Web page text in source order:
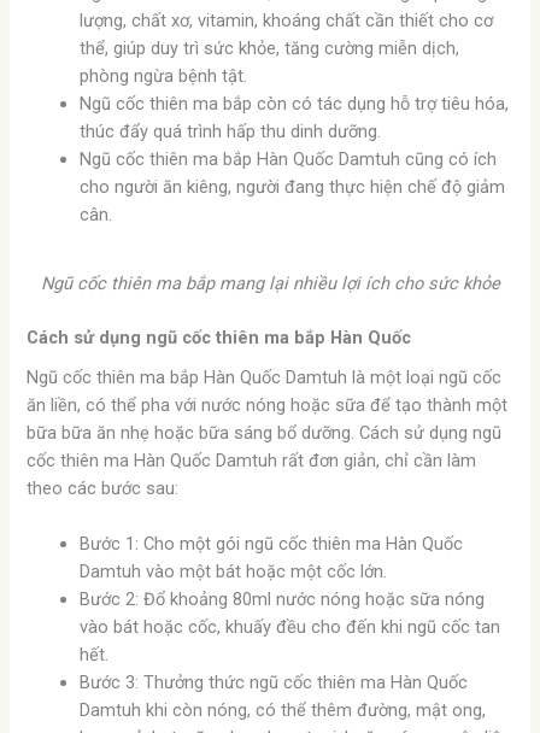
lượng, chất xơ, vitamin, khoáng chất cần thiết cho cơ
thể, giúp duy trì sức khỏe, tăng cường miễn dịch,
phòng ngừa bệnh tật.
Ngũ cốc thiên ma bắp còn có tác dụng hỗ trợ tiêu hóa,
thúc đẩy quá trình hấp thu dinh dưỡng.
Ngũ cốc thiên ma bắp Hàn Quốc Damtuh cũng có ích
cho người ăn kiêng, người đang thực hiện chế độ giảm
cân.
Ngũ cốc thiên ma bắp mang lại nhiều lợi ích cho sức khỏe
Cách sử dụng ngũ cốc thiên ma bắp Hàn Quốc
Ngũ cốc thiên ma bắp Hàn Quốc Damtuh là một loại ngũ cốc
ăn liền, có thể pha với nước nóng hoặc sữa để tạo thành một
bữa bữa ăn nhẹ hoặc bữa sáng bổ dưỡng. Cách sử dụng ngũ
cốc thiên ma Hàn Quốc Damtuh rất đơn giản, chỉ cần làm
theo các bước sau:
Bước 1: Cho một gói ngũ cốc thiên ma Hàn Quốc
Damtuh vào một bát hoặc một cốc lớn.
Bước 2: Đổ khoảng 80ml nước nóng hoặc sữa nóng
vào bát hoặc cốc, khuấy đều cho đến khi ngũ cốc tan
hết.
Bước 3: Thưởng thức ngũ cốc thiên ma Hàn Quốc
Damtuh khi còn nóng, có thể thêm đường, mật ong,